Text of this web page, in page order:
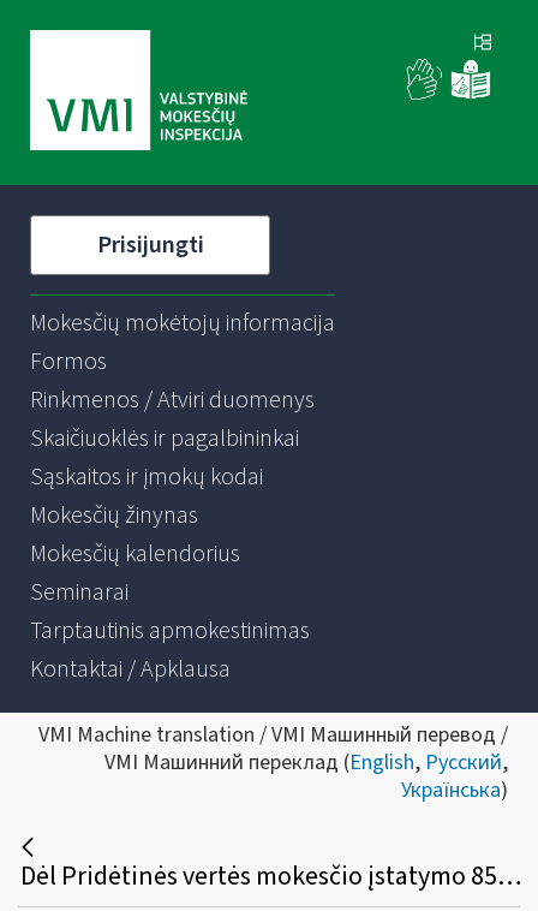
Prisijungti
Mokesčių mokėtojų informacija
Formos
Rinkmenos / Atviri duomenys
Skaičiuoklės ir pagalbininkai
Sąskaitos ir įmokų kodai
Mokesčių žinynas
Mokesčių kalendorius
Seminarai
Tarptautinis apmokestinimas
Kontaktai / Apklausa
VMI Machine translation / VMI Машинный перевод /
VMI Машинний переклад (English, Русский,
Українська)
Dėl Pridėtinės vertės mokesčio įstatymo 85 straipsnio 7 dalies komentaro parengimo